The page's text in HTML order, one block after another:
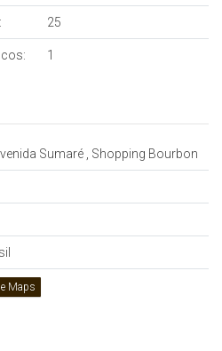
25
1
Sumaré , Shopping Bourbon
Maps